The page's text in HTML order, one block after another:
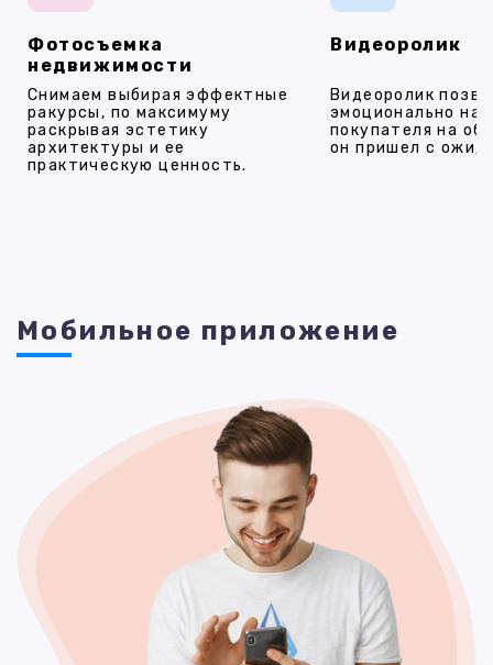
Фотосъемка
недвижимости
Снимаем выбирая эффектные
ракурсы, по максимуму
раскрывая эстетику
архитектуры и ее
практическую ценность.
Видеоролик
Видеоролик
эмоционально
покупателя на
он пришел с
Мобильное приложение